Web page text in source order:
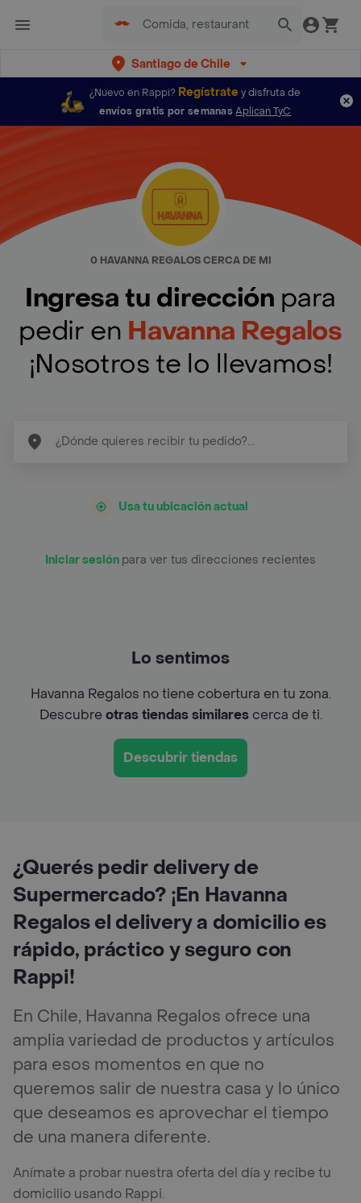
Santiago de Chile
¿Nuevo en Rappi? Regístratey disfruta de
envíos gratis por semanas Aplican TyC
0 HAVANNA REGALOS CERCA DE MI
Ingresa tu dirección para
pedir en Havanna Regalos
¡Nosotros te lo llevamos!
Usa tu ubicación actual
Iniciar sesión para ver tus direcciones recientes
Lo sentimos
Havanna Regalos no tiene cobertura en tu zona.
Descubreotras tiendas similarescerca de ti.
Descubrir tiendas
¿Querés pedir delivery de
Supermercado? ¡En Havanna
Regalos el delivery a domicilio es
rápido, práctico y seguro con
Rappi!
En Chile, Havanna Regalos ofrece una
amplia variedad de productos y artículos
para esos momentos en que no
queremos salir de nuestra casa y lo único
que deseamos es aprovechar el tiempo
de una manera diferente.
Anímate a probar nuestra oferta del día y recibe tu
domicilio usando Rappi.